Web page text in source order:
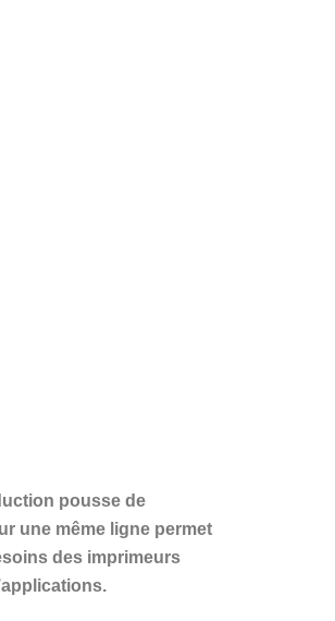
pousse de
une même ligne permet
des imprimeurs